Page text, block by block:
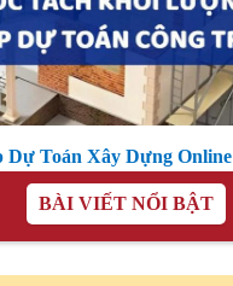
Dự Toán Xây Dựng Online
BÀI VIẾT NỔI BẬT